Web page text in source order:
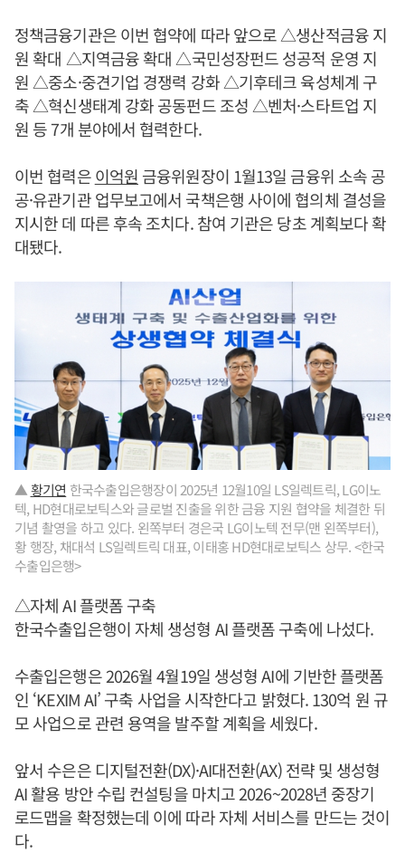
정책금융기관은 이번 협약에 따라 앞으로 △생산적금융 지
원 확대 △지역금융 확대 △국민성장펀드 성공적 운영 지
원 △중소·중견기업 경쟁력 강화 △기후테크 육성체계 구
축 △혁신생태계 강화 공동펀드 조성 △벤처·스타트업 지
원 등 7개 분야에서 협력한다.
이번 협력은이억원 금융위원장이 1월13일 금융위 소속 공
공·유관기관 업무보고에서 국책은행 사이에 협의체 결성을
지시한 데 따른 후속 조치다. 참여 기관은 당초 계획보다 확
대됐다.
▲황기연 한국수출입은행장이 2025년 12월10일 LS일렉트릭, LG이노
텍, HD현대로보틱스와 글로벌 진출을 위한 금융 지원 협약을 체결한 뒤
기념 촬영을 하고 있다. 왼쪽부터 경은국 LG이노텍 전무(맨 왼쪽부터),
황 행장, 채대석 LS일렉트릭 대표, 이태홍 HD현대로보틱스 상무. <한국
수출입은행>
△자체 AI 플랫폼 구축
한국수출입은행이 자체 생성형 AI 플랫폼 구축에 나섰다.
수출입은행은 2026월 4월19일 생성형 AI에 기반한 플랫폼
인 ‘KEXIM AI’ 구축 사업을 시작한다고 밝혔다. 130억 원 규
모 사업으로 관련 용역을 발주할 계획을 세웠다.
앞서 수은은 디지털전환(DX)·AI대전환(AX) 전략 및 생성형
AI 활용 방안 수립 컨설팅을 마치고 2026~2028년 중장기
로드맵을 확정했는데 이에 따라 자체 서비스를 만드는 것이
다.